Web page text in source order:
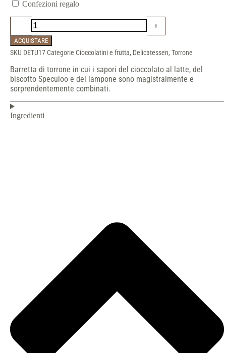
Confezioni regalo
ACQUISTARE
SKU DETU17 Categorie Cioccolatini e frutta, Delicatessen, Torrone
Barretta di torrone in cui i sapori del cioccolato al latte, del
biscotto Speculoo e del lampone sono magistralmente e
sorprendentemente combinati.
Ingredienti